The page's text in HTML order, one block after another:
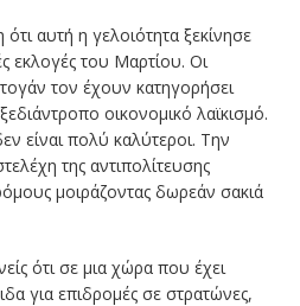
αυτή η γελοιότητα ξεκίνησε
εκλογές του Μαρτίου. Οι
τον έχουν κατηγορήσει
οικονομικό λαϊκισμό.
είναι πολύ καλύτεροι. Την
της αντιπολίτευσης
μοιράζοντας δωρεάν σακιά
ότι σε μια χώρα που έχει
για επιδρομές σε στρατώνες,